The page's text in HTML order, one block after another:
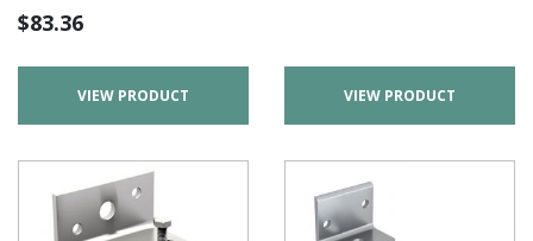
$83.36
VIEW PRODUCT VIEW PRODUCT